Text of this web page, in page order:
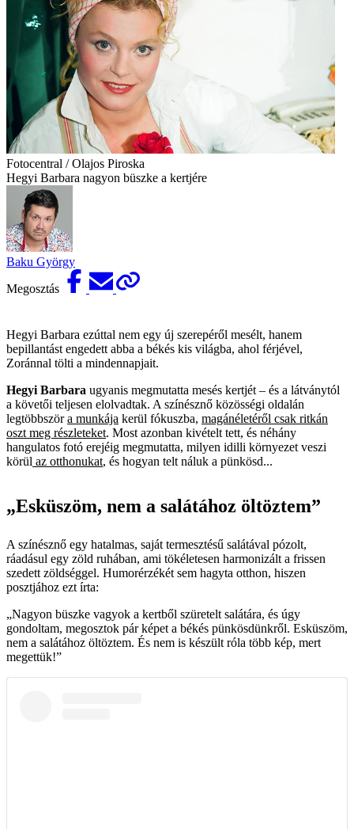
Fotocentral / Olajos Piroska
Hegyi Barbara nagyon büszke a kertjére
Baku György
Megosztás
Hegyi Barbara ezúttal nem egy új szerepéről mesélt, hanem
bepillantást engedett abba a békés kis világba, ahol férjével,
Zoránnal tölti a mindennapjait.
Hegyi Barbara ugyanis megmutatta mesés kertjét – és a látványtól
a követői teljesen elolvadtak. A színésznő közösségi oldalán
legtöbbszöra munkája kerül fókuszba, magánéletéről csak ritkán
oszt meg részleteket. Most azonban kivételt tett, és néhány
hangulatos fotó erejéig megmutatta, milyen idilli környezet veszi
körül az otthonukat, és hogyan telt náluk a pünkösd...
„Esküszöm, nem a salátához öltöztem”
A színésznő egy hatalmas, saját termesztésű salátával pózolt,
ráadásul egy zöld ruhában, ami tökéletesen harmonizált a frissen
szedett zöldséggel. Humorérzékét sem hagyta otthon, hiszen
posztjához ezt írta:
„Nagyon büszke vagyok a kertből szüretelt salátára, és úgy
gondoltam, megosztok pár képet a békés pünkösdünkről. Esküszöm,
nem a salátához öltöztem. És nem is készült róla több kép, mert
megettük!”